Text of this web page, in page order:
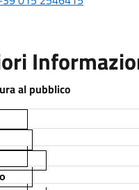
al pubblico